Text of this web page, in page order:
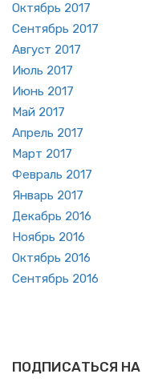
Ок­тябрь 2017
Сен­тябрь 2017
Ав­густ 2017
Июль 2017
Июнь 2017
Май 2017
Ап­рель 2017
Март 2017
Фев­раль 2017
Ян­варь 2017
Де­кабрь 2016
Но­ябрь 2016
Ок­тябрь 2016
Сен­тябрь 2016
ПОДПИСАТЬСЯ